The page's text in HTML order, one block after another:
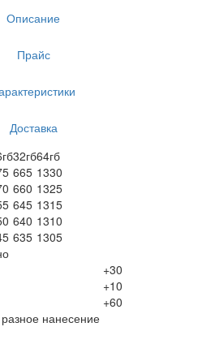
Описание
Прайс
Доставка
32гб64гб
665 1330
660 1325
645 1315
640 1310
635 1305
+30
+10
+60
нанесение